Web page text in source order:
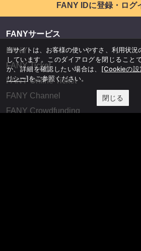
FANY IDに登録・ログ
FANYサービス
FANY
FANY Ticket
FANY Online Ticket
FANY Channel
FANY Crowdfunding
当サイトは、お客様の使いやすさ、利用状
しています。このダイアログを閉じること
か、詳細を確認したい場合は、 [Cookieの設
リシー]をご参照ください。
閉じる